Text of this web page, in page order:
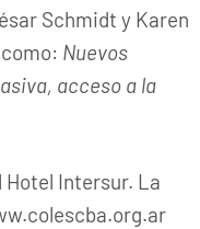
Schmidt y Karen
Nuevos
acceso a la
Intersur. La